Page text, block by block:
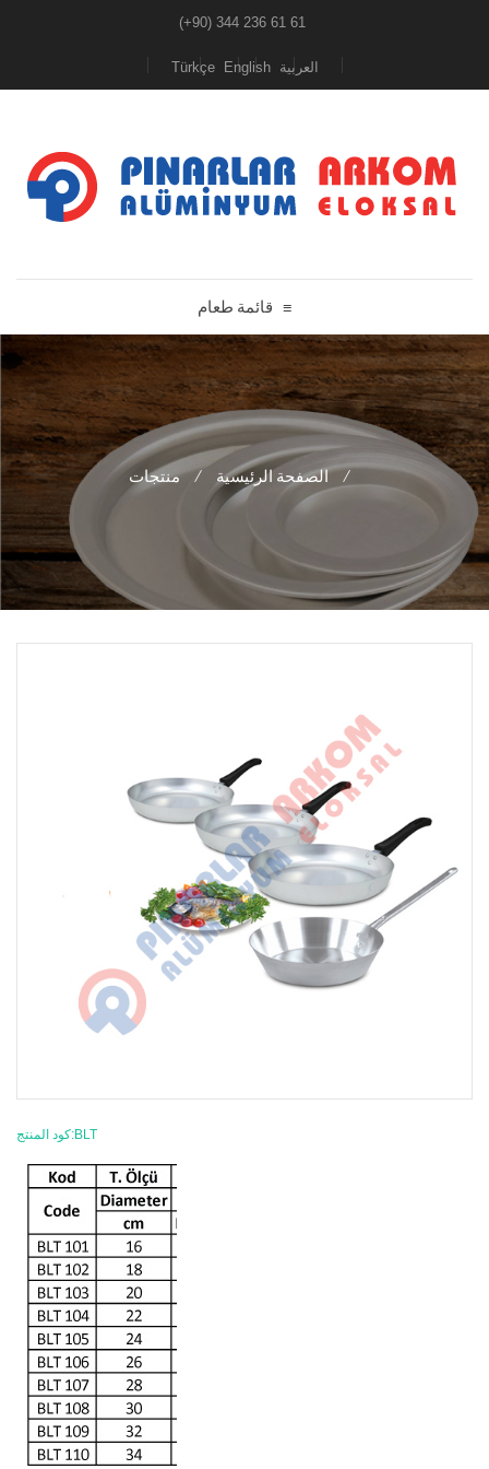
(+90) 344 236 61 61
Türkçe English العربية
≡
الصفحة الرئيسية / منتجات /
كود المنتج:BLT